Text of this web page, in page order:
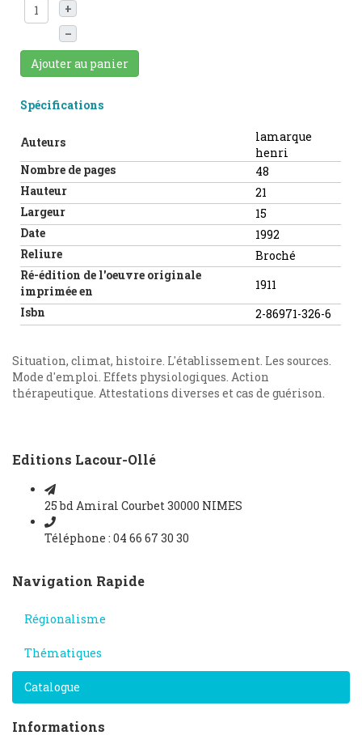
+
–
Ajouter au panier
Spécifications
Auteurs
lamarque
henri
Nombre de pages
48
Hauteur
21
Largeur
15
Date
1992
Reliure
Broché
Ré-édition de l'oeuvre originale
imprimée en
1911
Isbn
2-86971-326-6
Situation, climat, histoire. L'établissement. Les sources.
Mode d'emploi. Effets physiologiques. Action
thérapeutique. Attestations diverses et cas de guérison.
Editions Lacour-Ollé
25 bd Amiral Courbet 30000 NIMES
Téléphone : 04 66 67 30 30
Navigation Rapide
Régionalisme
Thématiques
Catalogue
Informations